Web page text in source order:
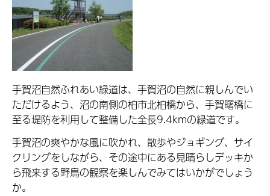
手賀沼自然ふれあい緑道は、手賀沼の自然に親しんでい
ただけるよう、沼の南側の柏市北柏橋から、手賀曙橋に
至る堤防を利用して整備した全長9.4kmの緑道です。
手賀沼の爽やかな風に吹かれ、散歩やジョギング、サイ
クリングをしながら、その途中にある見晴らしデッキか
ら飛来する野鳥の観察を楽しんでみてはいかがでしょう
か。